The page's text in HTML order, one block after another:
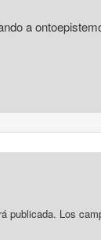
a
publicada. Los